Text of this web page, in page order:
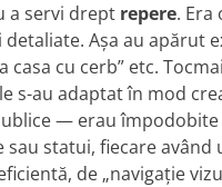
a servi drept repere. Era
Așa au apărut
casa cu cerb” etc.
s-au adaptat în mod
— erau împodobite
statui, fiecare
de „navigație